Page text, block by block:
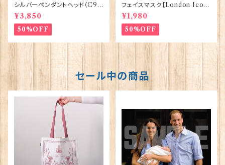
シルバーペンダントヘッド（C9
3）バイオリン ORTAK 70160
¥3,850
50%OFF
フェイスマスク【London Icon】
Victoria Eggs 00160
¥1,980
50%OFF
セール中の商品